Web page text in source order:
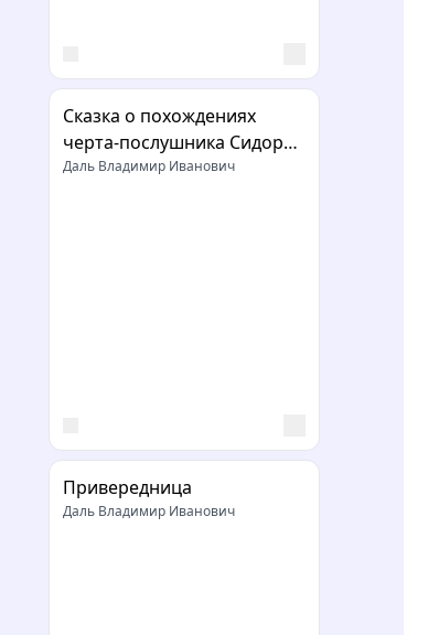
Сказка о похождениях
черта-послушника Сидора
Поликарповича
Даль Владимир Иванович
Привередница
Даль Владимир Иванович